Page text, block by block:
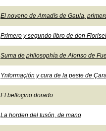
El noveno de Amadís de Gaula,
Primero y segundo libro de don
Suma de philosophía de Alonso de
Ynformaçión y cura de la peste de
El belloçino dorado
La horden del tusón, de mano